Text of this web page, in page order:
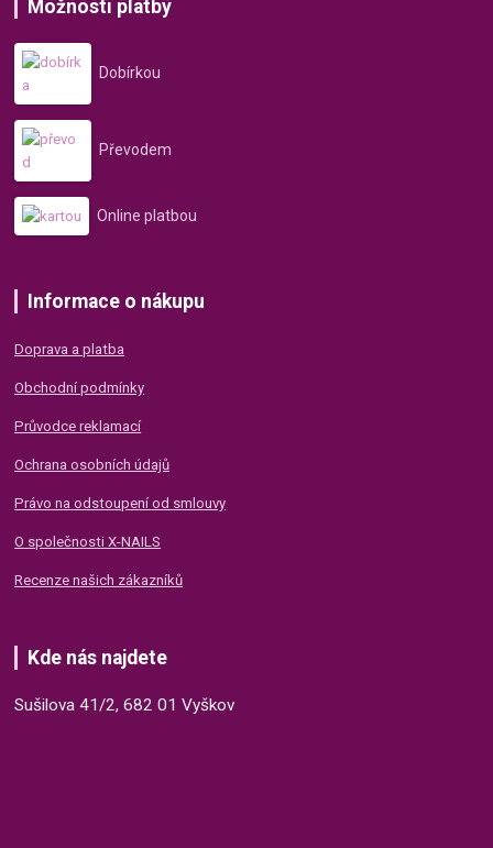
Možnosti platby
Dobírkou
Převodem
Online platbou
Informace o nákupu
Doprava a platba
Obchodní podmínky
Průvodce reklamací
Ochrana osobních údajů
Právo na odstoupení od smlouvy
O společnosti X-NAILS
Recenze našich zákazníků
Kde nás najdete
Sušilova 41/2, 682 01 Vyškov